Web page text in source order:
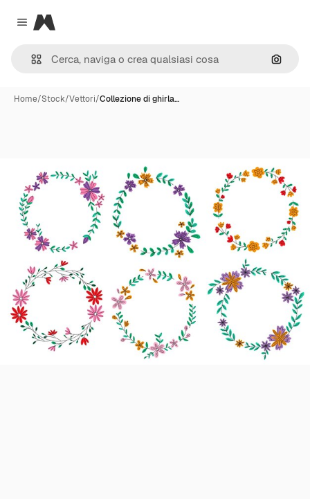
Close menu
Magnific
Cerca
Home/Stock/Vettori/Collezione di ghirla…